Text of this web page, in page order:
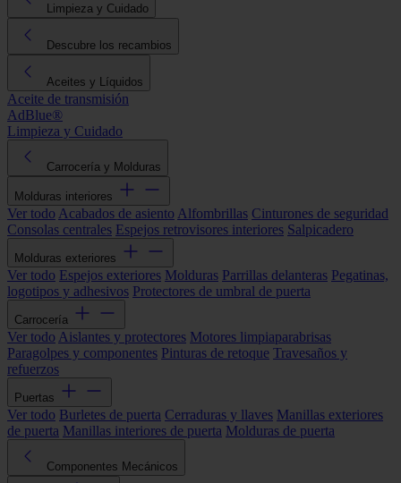
Limpieza y Cuidado
Descubre los recambios
Aceites y Líquidos
Aceite de transmisión
AdBlue®
Limpieza y Cuidado
Carrocería y Molduras
Molduras interiores
Ver todo Acabados de asiento Alfombrillas Cinturones de seguridad
Consolas centrales Espejos retrovisores interiores Salpicadero
Molduras exteriores
Ver todo Espejos exteriores Molduras Parrillas delanteras Pegatinas,
logotipos y adhesivos Protectores de umbral de puerta
Carrocería
Ver todo Aislantes y protectores Motores limpiaparabrisas
Paragolpes y componentes Pinturas de retoque Travesaños y
refuerzos
Puertas
Ver todo Burletes de puerta Cerraduras y llaves Manillas exteriores
de puerta Manillas interiores de puerta Molduras de puerta
Componentes Mecánicos